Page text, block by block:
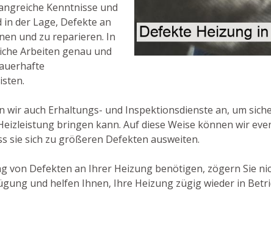
Kenntnisse und
der Lage, Defekte an
und zu reparieren. In
Arbeiten genau und
auch Erhaltungs- und Inspektionsdienste an, um
bringen kann. Auf diese Weise können wir
sie sich zu größeren Defekten ausweiten.
von Defekten an Ihrer Heizung benötigen, zögern Sie
und helfen Ihnen, Ihre Heizung zügig wieder in